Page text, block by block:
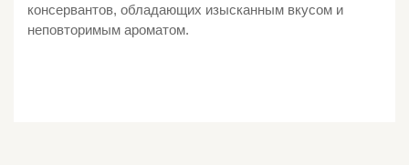
консервантов, обладающих изысканным вкусом и
неповторимым ароматом.